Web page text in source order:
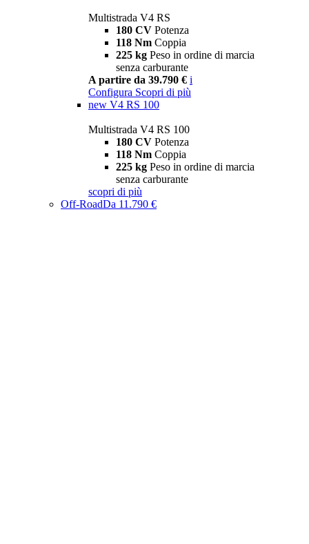
Multistrada V4 RS
180 CV Potenza
118 Nm Coppia
225 kg Peso in ordine di marcia
senza carburante
A partire da 39.790 € i
Configura Scopri di più
new V4 RS 100
Multistrada V4 RS 100
180 CV Potenza
118 Nm Coppia
225 kg Peso in ordine di marcia
senza carburante
scopri di più
Off-RoadDa 11.790 €